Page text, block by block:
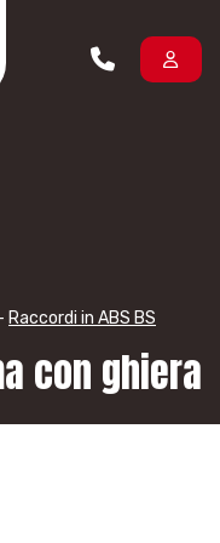
Raccordi in ABS BS
con ghiera